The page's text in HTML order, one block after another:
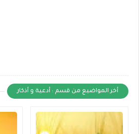
أخر المواضيع من قسم : أدعية و أذكار